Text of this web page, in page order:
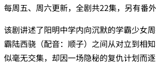
每周五、周六更新，全剧共22集，另有番
该剧讲述了阳明中学内向沉默的学霸少女
霸陆西骁（配音：顺子）之间从对立到相
似毫无交集，却因一场隐秘的复仇计划